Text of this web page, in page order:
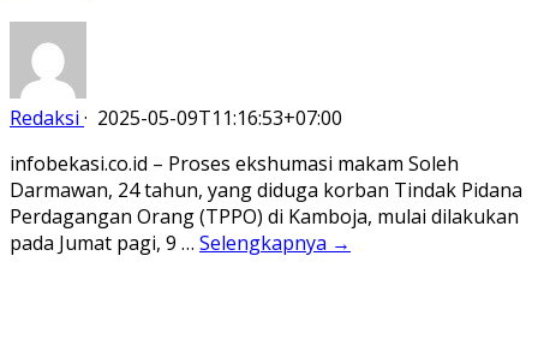
Redaksi · 2025-05-09T11:16:53+07:00
infobekasi.co.id – Proses ekshumasi makam Soleh
Darmawan, 24 tahun, yang diduga korban Tindak Pidana
Perdagangan Orang (TPPO) di Kamboja, mulai dilakukan
pada Jumat pagi, 9 … Selengkapnya →